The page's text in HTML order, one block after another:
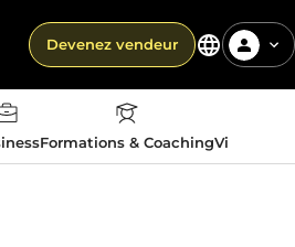
Devenez vendeur
Formations & CoachingVie